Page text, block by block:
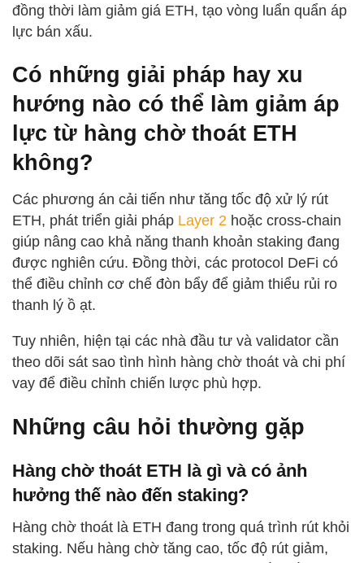
đồng thời làm giảm giá ETH, tạo vòng luẩn quẩn áp
lực bán xấu.
Có những giải pháp hay xu
hướng nào có thể làm giảm áp
lực từ hàng chờ thoát ETH
không?
Các phương án cải tiến như tăng tốc độ xử lý rút
ETH, phát triển giải pháp Layer 2 hoặc cross-chain
giúp nâng cao khả năng thanh khoản staking đang
được nghiên cứu. Đồng thời, các protocol DeFi có
thể điều chỉnh cơ chế đòn bẩy để giảm thiểu rủi ro
thanh lý ồ ạt.
Tuy nhiên, hiện tại các nhà đầu tư và validator cần
theo dõi sát sao tình hình hàng chờ thoát và chi phí
vay để điều chỉnh chiến lược phù hợp.
Những câu hỏi thường gặp
Hàng chờ thoát ETH là gì và có ảnh
hưởng thế nào đến staking?
Hàng chờ thoát là ETH đang trong quá trình rút khỏi
staking. Nếu hàng chờ tăng cao, tốc độ rút giảm,